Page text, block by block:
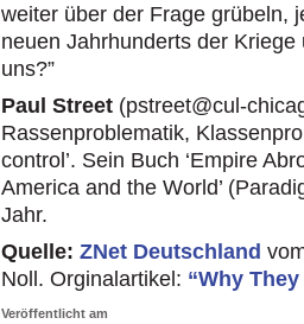
weiter über der Frage grübeln,
neuen Jahrhunderts der
uns?”
Paul Street (pstreet@cul-
Rassenproblematik,
control’. Sein Buch ‘Empire
America and the World’
Jahr.
Quelle: ZNet Deutschland
Noll. Orginalartikel: “Why
Veröffentlicht am